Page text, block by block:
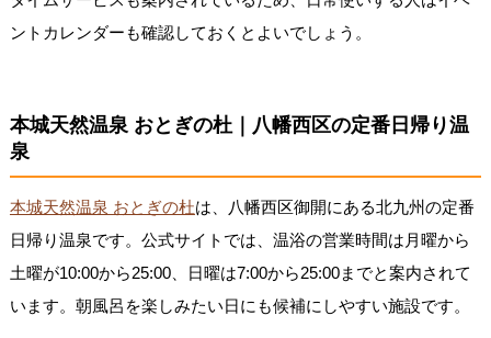
ントカレンダーも確認しておくとよいでしょう。
本城天然温泉 おとぎの杜｜八幡西区の定番日帰り温
泉
本城天然温泉 おとぎの杜は、八幡西区御開にある北九州の定番
日帰り温泉です。公式サイトでは、温浴の営業時間は月曜から
土曜が10:00から25:00、日曜は7:00から25:00までと案内されて
います。朝風呂を楽しみたい日にも候補にしやすい施設です。